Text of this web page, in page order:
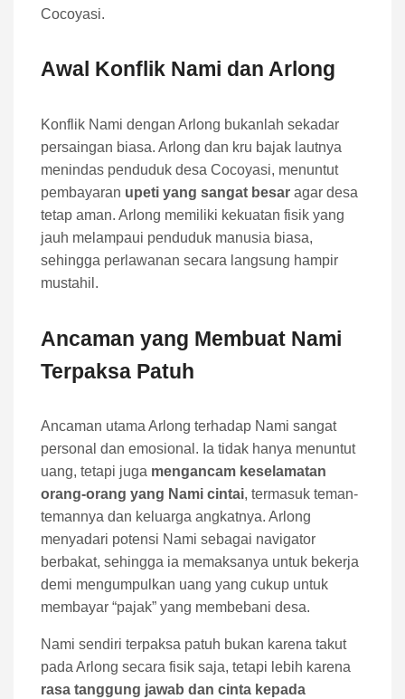
Cocoyasi.
Awal Konflik Nami dan Arlong
Konflik Nami dengan Arlong bukanlah sekadar
persaingan biasa. Arlong dan kru bajak lautnya
menindas penduduk desa Cocoyasi, menuntut
pembayaran upeti yang sangat besar agar desa
tetap aman. Arlong memiliki kekuatan fisik yang
jauh melampaui penduduk manusia biasa,
sehingga perlawanan secara langsung hampir
mustahil.
Ancaman yang Membuat Nami
Terpaksa Patuh
Ancaman utama Arlong terhadap Nami sangat
personal dan emosional. Ia tidak hanya menuntut
uang, tetapi juga mengancam keselamatan
orang-orang yang Nami cintai, termasuk teman-
temannya dan keluarga angkatnya. Arlong
menyadari potensi Nami sebagai navigator
berbakat, sehingga ia memaksanya untuk bekerja
demi mengumpulkan uang yang cukup untuk
membayar “pajak” yang membebani desa.
Nami sendiri terpaksa patuh bukan karena takut
pada Arlong secara fisik saja, tetapi lebih karena
rasa tanggung jawab dan cinta kepada